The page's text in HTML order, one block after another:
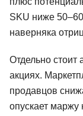
SKU ниже
наверняка
Отдельно стоит
акциях.
продавцов
опускает маржу